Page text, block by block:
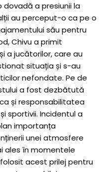
a presiunii la
au perceput-o ca pe o
său pentru
Chivu a primit
a jucătorilor, care au
situația și s-au
nefondate. Pe de
a fost dezbătută
și responsabilitatea
sportivii. Incidentul a
importanța
unei atmosfere
ales în momentele
acest prilej pentru